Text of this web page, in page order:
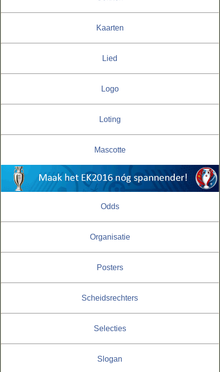
Kaarten
Lied
Logo
Loting
Mascotte
Odds
Organisatie
Posters
Scheidsrechters
Selecties
Slogan